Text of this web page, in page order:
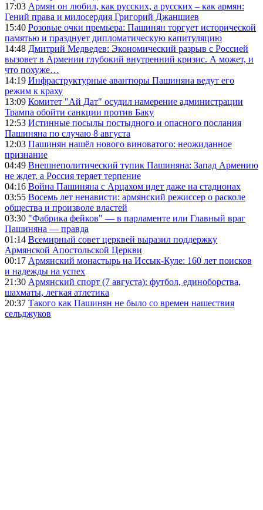
17:03 Армян он любил, как русских, а русских – как армян:
Гений права и милосердия Григорий Джаншиев
15:40 Розовые очки премьера: Пашинян торгует исторической
памятью и празднует дипломатическую капитуляцию
14:48 Дмитрий Медведев: Экономический разрыв с Россией
вызовет в Армении глубокий внутренний кризис. А может, и
что похуже…
14:19 Инфраструктурные авантюры Пашиняна ведут его
режим к краху
13:09 Комитет "Ай Дат" осудил намерение администрации
Трампа обойти санкции против Баку
12:53 Истинные посылы постыдного и опасного послания
Пашиняна по случаю 8 августа
12:03 Пашинян нашёл нового виноватого: неожиданное
признание
04:49 Внешнеполитический тупик Пашиняна: Запад Армению
не ждет, а Россия теряет терпение
04:16 Война Пашиняна с Арцахом идет даже на стадионах
03:55 Восемь лет ненависти: армянский режиссер о расколе
общества и произволе властей
03:30 "Фабрика фейков" — в парламенте или Главный враг
Пашиняна — правда
01:14 Всемирный совет церквей выразил поддержку
Армянской Апостольской Церкви
00:17 Армянский монастырь на Иссык-Куле: 160 лет поисков
и надежды на успех
21:30 Армянский спорт (7 августа): футбол, единоборства,
шахматы, легкая атлетика
20:37 Такого как Пашинян не было со времен нашествия
сельджуков